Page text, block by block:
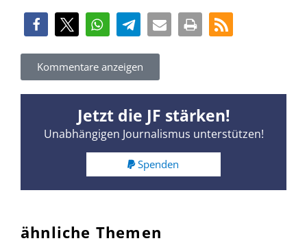
Kommentare anzeigen
Jetzt die JF stärken!
Unabhängigen Journalismus unterstützen!
Spenden
ähnliche Themen